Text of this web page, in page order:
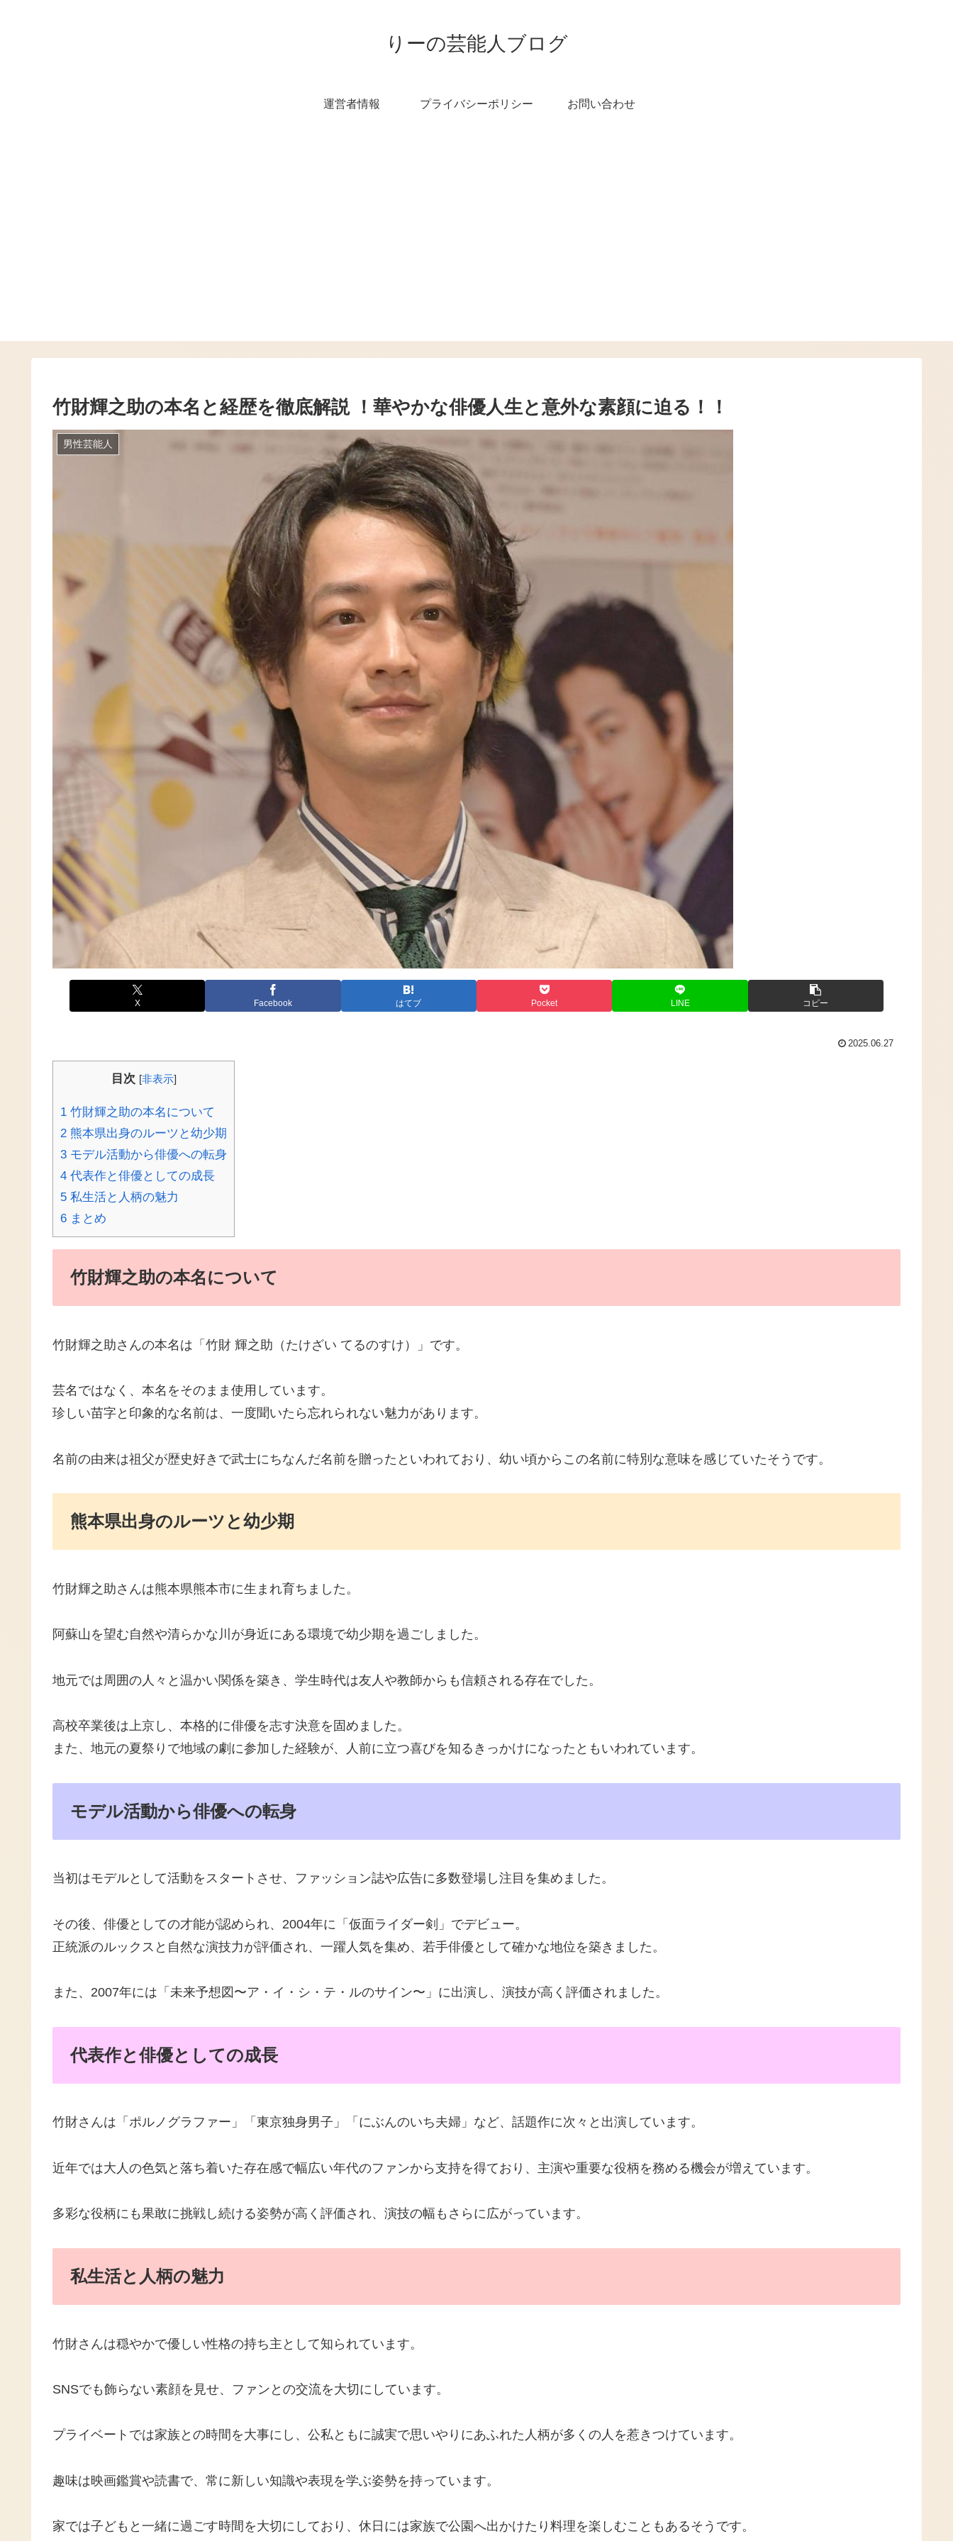
りーの芸能人ブログ
運営者情報 プライバシーポリシー お問い合わせ
竹財輝之助の本名と経歴を徹底解説 ！華やかな俳優人生と意外な素顔に迫る！！
男性芸能人
X Facebook はてブ Pocket LINE コピー
2025.06.27
目次 [非表示]
1 竹財輝之助の本名について
2 熊本県出身のルーツと幼少期
3 モデル活動から俳優への転身
4 代表作と俳優としての成長
5 私生活と人柄の魅力
6 まとめ
竹財輝之助の本名について
竹財輝之助さんの本名は「竹財 輝之助（たけざい てるのすけ）」です。
芸名ではなく、本名をそのまま使用しています。
珍しい苗字と印象的な名前は、一度聞いたら忘れられない魅力があります。
名前の由来は祖父が歴史好きで武士にちなんだ名前を贈ったといわれており、幼い頃からこの名前に特別な意味を感じていたそうです。
熊本県出身のルーツと幼少期
竹財輝之助さんは熊本県熊本市に生まれ育ちました。
阿蘇山を望む自然や清らかな川が身近にある環境で幼少期を過ごしました。
地元では周囲の人々と温かい関係を築き、学生時代は友人や教師からも信頼される存在でした。
高校卒業後は上京し、本格的に俳優を志す決意を固めました。
また、地元の夏祭りで地域の劇に参加した経験が、人前に立つ喜びを知るきっかけになったともいわれています。
モデル活動から俳優への転身
当初はモデルとして活動をスタートさせ、ファッション誌や広告に多数登場し注目を集めました。
その後、俳優としての才能が認められ、2004年に「仮面ライダー剣」でデビュー。
正統派のルックスと自然な演技力が評価され、一躍人気を集め、若手俳優として確かな地位を築きました。
また、2007年には「未来予想図〜ア・イ・シ・テ・ルのサイン〜」に出演し、演技が高く評価されました。
代表作と俳優としての成長
竹財さんは「ポルノグラファー」「東京独身男子」「にぶんのいち夫婦」など、話題作に次々と出演しています。
近年では大人の色気と落ち着いた存在感で幅広い年代のファンから支持を得ており、主演や重要な役柄を務める機会が増えています。
多彩な役柄にも果敢に挑戦し続ける姿勢が高く評価され、演技の幅もさらに広がっています。
私生活と人柄の魅力
竹財さんは穏やかで優しい性格の持ち主として知られています。
SNSでも飾らない素顔を見せ、ファンとの交流を大切にしています。
プライベートでは家族との時間を大事にし、公私ともに誠実で思いやりにあふれた人柄が多くの人を惹きつけています。
趣味は映画鑑賞や読書で、常に新しい知識や表現を学ぶ姿勢を持っています。
家では子どもと一緒に過ごす時間を大切にしており、休日には家族で公園へ出かけたり料理を楽しむこともあるそうです。